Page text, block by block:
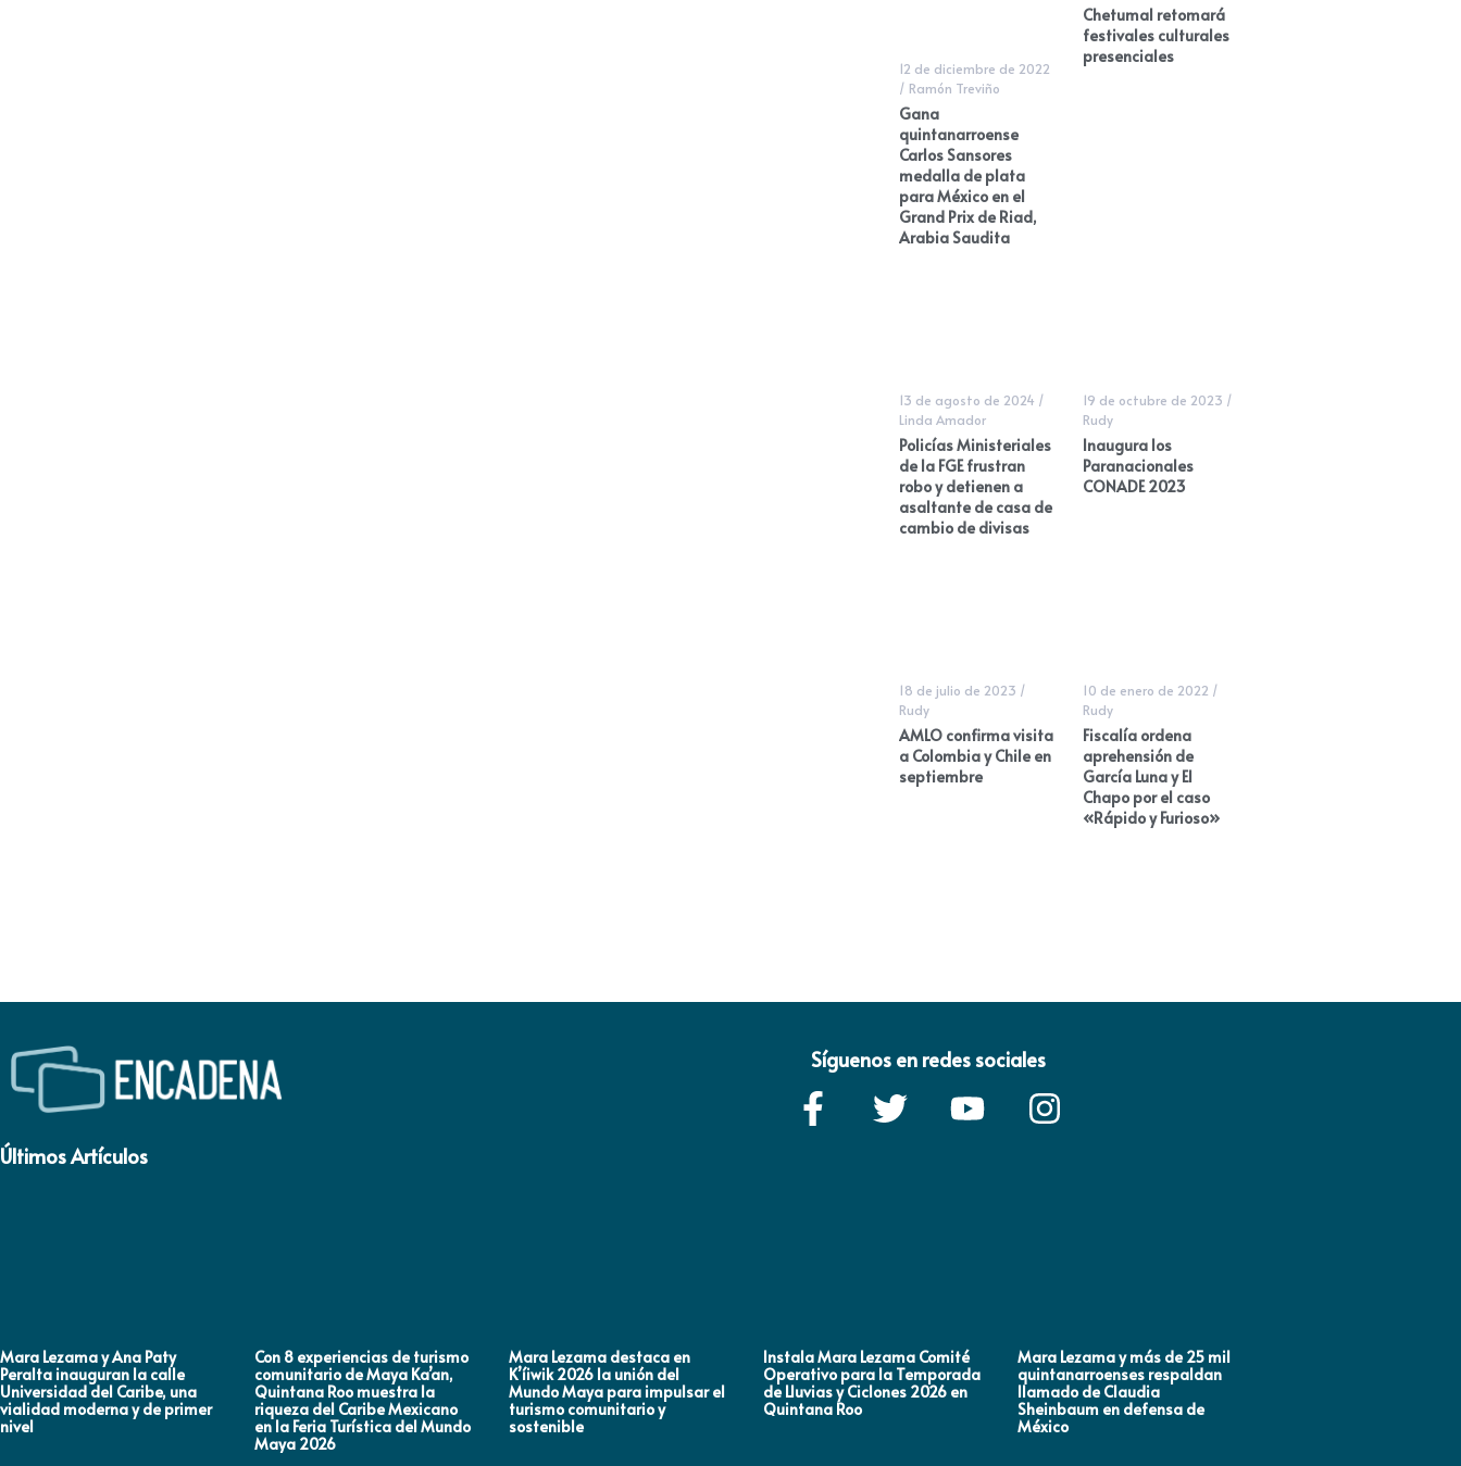
12 de diciembre de 2022
/ Ramón Treviño
Gana
quintanarroense
Carlos Sansores
medalla de plata
para México en el
Grand Prix de Riad,
Arabia Saudita
Chetumal retomará
festivales culturales
presenciales
13 de agosto de 2024 /
Linda Amador
Policías Ministeriales
de la FGE frustran
robo y detienen a
asaltante de casa de
cambio de divisas
19 de octubre de 2023 /
Rudy
Inaugura los
Paranacionales
CONADE 2023
18 de julio de 2023 /
Rudy
AMLO confirma visita
a Colombia y Chile en
septiembre
10 de enero de 2022 /
Rudy
Fiscalía ordena
aprehensión de
García Luna y El
Chapo por el caso
«Rápido y Furioso»
Síguenos en redes sociales
Últimos Artículos
Mara Lezama y Ana Paty
Peralta inauguran la calle
Universidad del Caribe, una
vialidad moderna y de primer
nivel
Con 8 experiencias de turismo
comunitario de Maya Ka’an,
Quintana Roo muestra la
riqueza del Caribe Mexicano
en la Feria Turística del Mundo
Maya 2026
Mara Lezama destaca en
K’íiwik 2026 la unión del
Mundo Maya para impulsar el
turismo comunitario y
sostenible
Instala Mara Lezama Comité
Operativo para la Temporada
de Lluvias y Ciclones 2026 en
Quintana Roo
Mara Lezama y más de 25 mil
quintanarroenses respaldan
llamado de Claudia
Sheinbaum en defensa de
México